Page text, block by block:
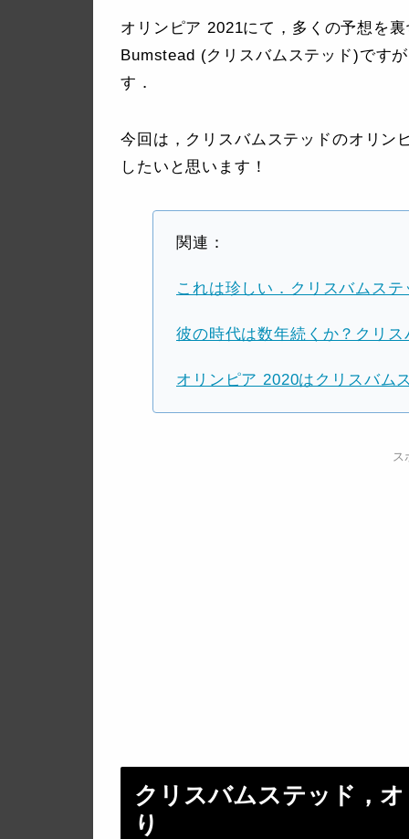
オリンピア 2021にて，多くの予想を
Bumstead (クリスバムステッド)です
す．
今回は，クリスバムステッドのオリン
したいと思います！
関連：
これは珍しい．クリスバムス
彼の時代は数年続くか？クリ
オリンピア 2020はクリスバム
ス
クリスバムステッド，
り